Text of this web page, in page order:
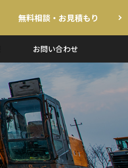
無料相談・お見積もり
お問い合わせ